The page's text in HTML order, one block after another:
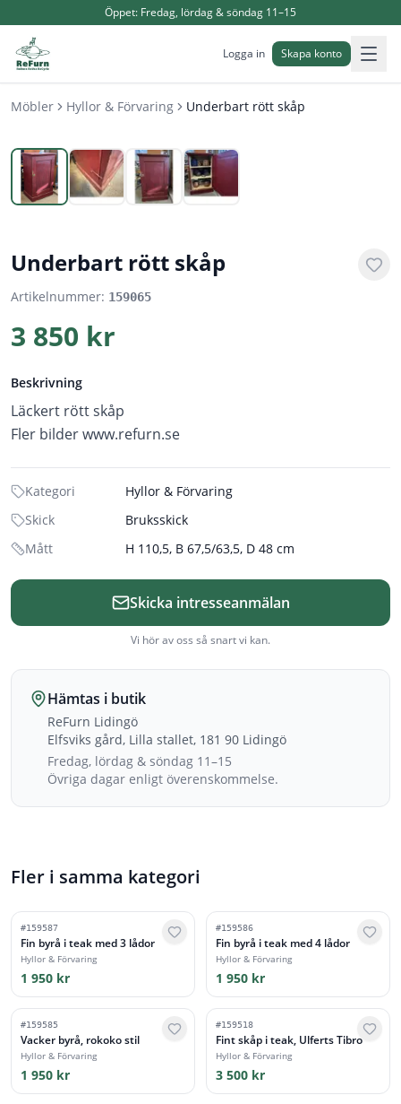
Öppet: Fredag, lördag & söndag 11–15
Logga in Skapa konto
Möbler Hyllor & Förvaring Underbart rött skåp
Underbart rött skåp
Artikelnummer: 159065
3 850 kr
Beskrivning
Läckert rött skåp
Fler bilder www.refurn.se
Kategori
Hyllor & Förvaring
Skick
Bruksskick
Mått
H 110,5, B 67,5/63,5, D 48 cm
Skicka intresseanmälan
Vi hör av oss så snart vi kan.
Hämtas i butik
ReFurn Lidingö
Elfsviks gård, Lilla stallet, 181 90 Lidingö
Fredag, lördag & söndag 11–15
Övriga dagar enligt överenskommelse.
Fler i samma kategori
#159587
Fin byrå i teak med 3 lådor
Hyllor & Förvaring
1 950 kr
#159586
Fin byrå i teak med 4 lådor
Hyllor & Förvaring
1 950 kr
#159585
Vacker byrå, rokoko stil
Hyllor & Förvaring
1 950 kr
#159518
Fint skåp i teak, Ulferts Tibro
Hyllor & Förvaring
3 500 kr